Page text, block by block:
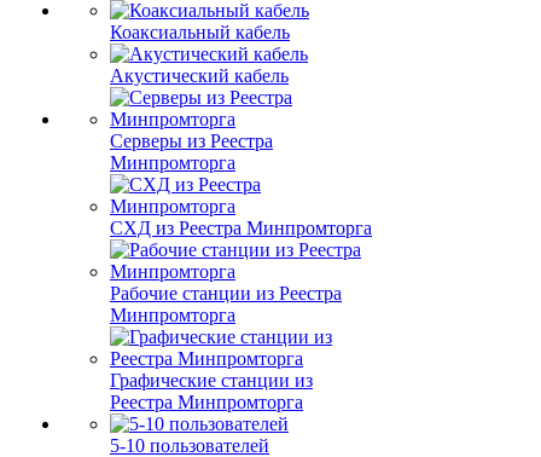
Коаксиальный кабель
Акустический кабель
Серверы из Реестра
Минпромторга
СХД из Реестра Минпромторга
Рабочие станции из Реестра
Минпромторга
Графические станции из
Реестра Минпромторга
5-10 пользователей